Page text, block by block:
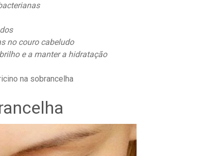
no couro cabeludo
e a manter a hidratação
na sobrancelha